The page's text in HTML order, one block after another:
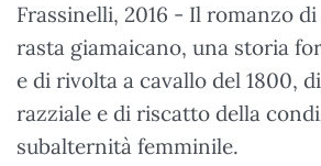
Frassinelli, 2016 - Il romanzo
rasta giamaicano, una storia
e di rivolta a cavallo del 1800,
razziale e di riscatto della
subalternità femminile.